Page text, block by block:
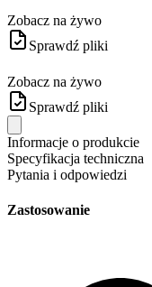
Zobacz na żywo
Sprawdź pliki
Zobacz na żywo
Sprawdź pliki
Informacje o produkcie
Specyfikacja techniczna
Pytania i odpowiedzi
Zastosowanie